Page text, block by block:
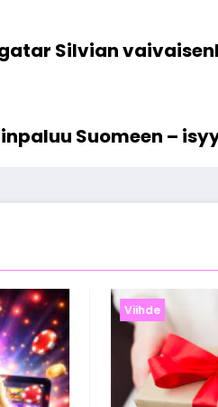
Silvian
Suomeen –
Viihde